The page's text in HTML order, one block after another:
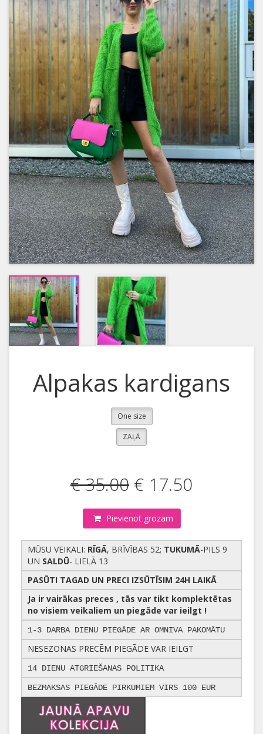
Alpakas kardigans
One size
ZAĻĀ
€ 35.00 € 17.50
Pievienot grozam
MŪSU VEIKALI: RĪGĀ, BRĪVĪBAS 52; TUKUMĀ-PILS 9
UN SALDŪ- LIELĀ 13
PASŪTI TAGAD UN PRECI IZSŪTĪSIM 24H LAIKĀ
Ja ir vairākas preces , tās var tikt komplektētas
no visiem veikaliem un piegāde var ieilgt !
1-3 DARBA DIENU PIEGĀDE AR OMNIVA PAKOMĀTU
NESEZONAS PRECĒM PIEGĀDE VAR IEILGT
14 DIENU ATGRIEŠANAS POLITIKA
BEZMAKSAS PIEGĀDE PIRKUMIEM VIRS 100 EUR